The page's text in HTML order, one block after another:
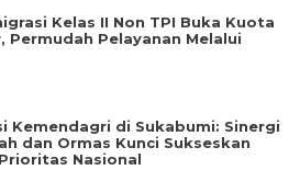
Kelas II Non TPI Buka Kuota
Permudah Pelayanan Melalui
Kemendagri di Sukabumi: Sinergi
dan Ormas Kunci Sukseskan
Nasional